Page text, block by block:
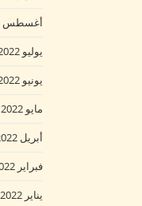
أغسطس 2022
يوليو 2022
يونيو 2022
مايو 2022
أبريل 2022
فبراير 2022
يناير 2022